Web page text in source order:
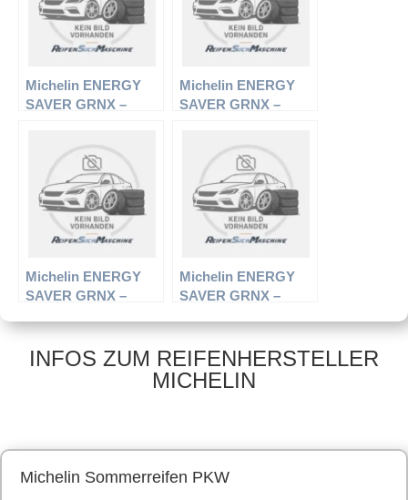
Michelin ENERGY
SAVER GRNX –
Sommerreifen
Michelin ENERGY
SAVER GRNX –
Sommerreifen
Michelin ENERGY
SAVER GRNX –
R15 96H –
Sommerreifen
Michelin ENERGY
SAVER GRNX –
R14 89H –
Sommerreifen
INFOS ZUM REIFENHERSTELLER
MICHELIN
Michelin Sommerreifen PKW